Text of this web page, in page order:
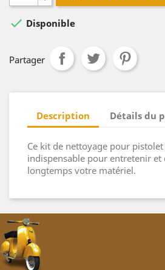
 Disponible
Partager
Description Détails du
Ce kit de nettoyage pour
indispensable pour entretenir et
longtemps votre matériel.